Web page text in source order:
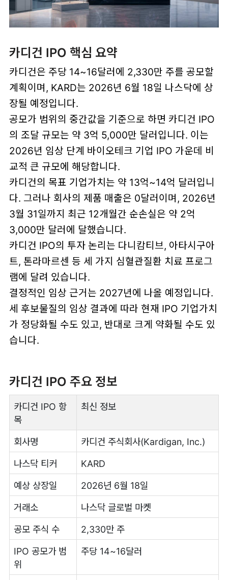
카디건 IPO 핵심 요약
카디건은 주당 14~16달러에 2,330만 주를 공모할
계획이며, KARD는 2026년 6월 18일 나스닥에 상
장될 예정입니다.
공모가 범위의 중간값을 기준으로 하면 카디건 IPO
의 조달 규모는 약 3억 5,000만 달러입니다. 이는
2026년 임상 단계 바이오테크 기업 IPO 가운데 비
교적 큰 규모에 해당합니다.
카디건의 목표 기업가치는 약 13억~14억 달러입니
다. 그러나 회사의 제품 매출은 0달러이며, 2026년
3월 31일까지 최근 12개월간 순손실은 약 2억
3,000만 달러에 달했습니다.
카디건 IPO의 투자 논리는 다니캄티브, 아타시구아
트, 톤라마르센 등 세 가지 심혈관질환 치료 프로그
램에 달려 있습니다.
결정적인 임상 근거는 2027년에 나올 예정입니다.
세 후보물질의 임상 결과에 따라 현재 IPO 기업가치
가 정당화될 수도 있고, 반대로 크게 약화될 수도 있
습니다.
카디건 IPO 주요 정보
카디건 IPO 항
목
최신 정보
회사명 카디건 주식회사(Kardigan, Inc.)
나스닥 티커 KARD
예상 상장일 2026년 6월 18일
거래소 나스닥 글로벌 마켓
공모 주식 수 2,330만 주
IPO 공모가 범
위
주당 14~16달러